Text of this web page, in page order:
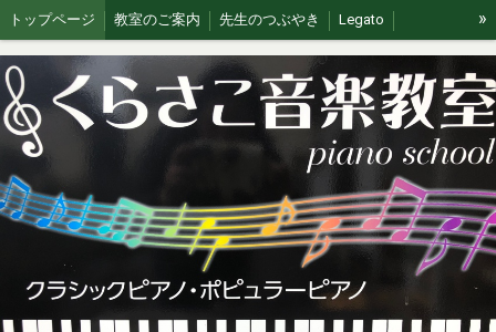
トップページ 教室のご案内 先生のつぶやき Legato
イベント/無料体験 ブログ J&G ステージの思い出
»